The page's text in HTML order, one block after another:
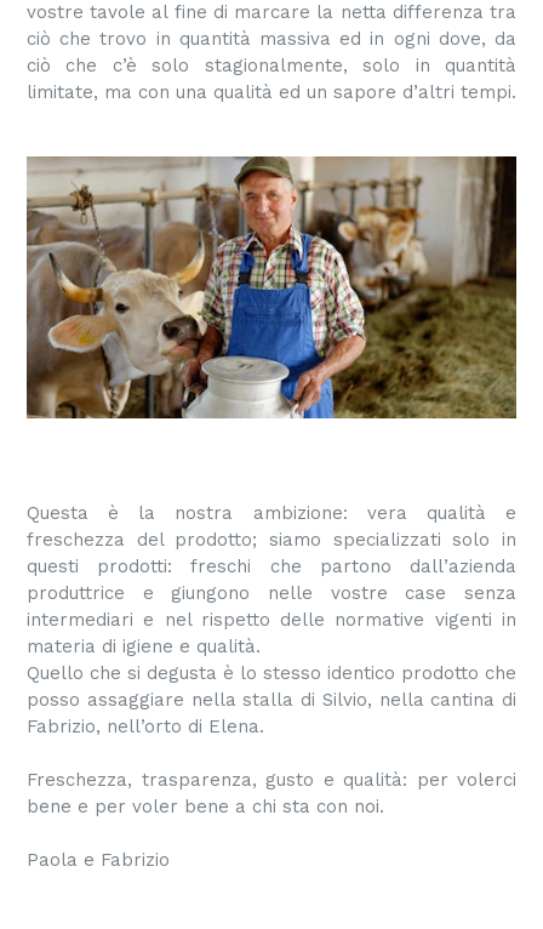
vostre tavole al fine di marcare la netta differenza tra
ciò che trovo in quantità massiva ed in ogni dove, da
ciò che c’è solo stagionalmente, solo in quantità
limitate, ma con una qualità ed un sapore d’altri tempi.
Questa è la nostra ambizione: vera qualità e
freschezza del prodotto; siamo specializzati solo in
questi prodotti: freschi che partono dall’azienda
produttrice e giungono nelle vostre case senza
intermediari e nel rispetto delle normative vigenti in
materia di igiene e qualità.
Quello che si degusta è lo stesso identico prodotto che
posso assaggiare nella stalla di Silvio, nella cantina di
Fabrizio, nell’orto di Elena.
Freschezza, trasparenza, gusto e qualità: per volerci
bene e per voler bene a chi sta con noi.
Paola e Fabrizio